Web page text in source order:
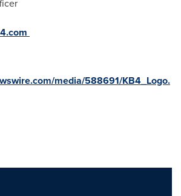
media/588691/KB4_Logo.